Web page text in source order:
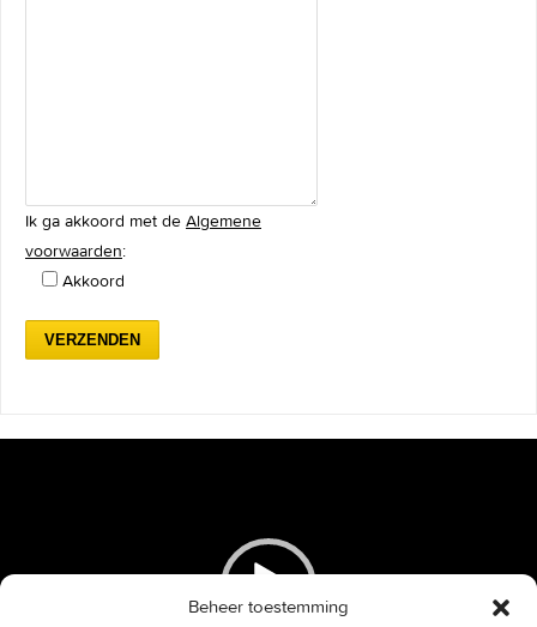
Beheer toestemming
Ik ga akkoord met de Algemene
voorwaarden:
Akkoord